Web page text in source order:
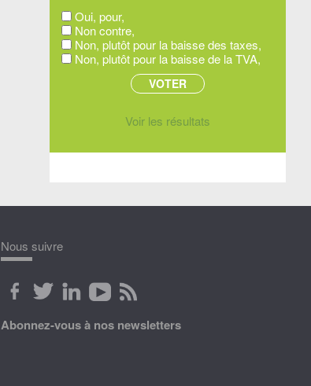
Oui, pour,
Non contre,
Non, plutôt pour la baisse des taxes,
Non, plutôt pour la baisse de la TVA,
Voir les résultats
Nous suivre
Abonnez-vous à nos newsletters